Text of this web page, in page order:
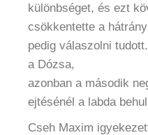
különbséget, és ezt
csökkentette a
pedig válaszolni
a Dózsa,
azonban a második
ejtésénél a labda
Cseh Maxim